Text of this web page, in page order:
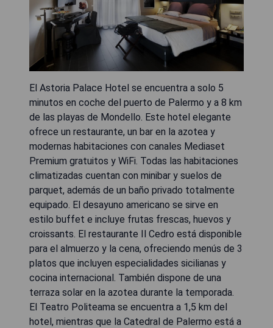
El Astoria Palace Hotel se encuentra a solo 5
minutos en coche del puerto de Palermo y a 8 km
de las playas de Mondello. Este hotel elegante
ofrece un restaurante, un bar en la azotea y
modernas habitaciones con canales Mediaset
Premium gratuitos y WiFi. Todas las habitaciones
climatizadas cuentan con minibar y suelos de
parquet, además de un baño privado totalmente
equipado. El desayuno americano se sirve en
estilo buffet e incluye frutas frescas, huevos y
croissants. El restaurante Il Cedro está disponible
para el almuerzo y la cena, ofreciendo menús de 3
platos que incluyen especialidades sicilianas y
cocina internacional. También dispone de una
terraza solar en la azotea durante la temporada.
El Teatro Politeama se encuentra a 1,5 km del
hotel, mientras que la Catedral de Palermo está a